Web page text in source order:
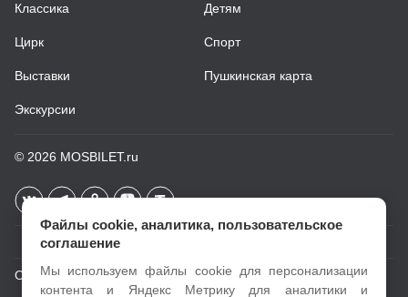
Классика
Цирк
Выставки
Экскурсии
Детям
Спорт
Пушкинская карта
© 2026 MOSBILET.ru
О проекте
Файлы cookie, аналитика, пользовательское
соглашение
Мы используем файлы cookie для персонализации
контента и Яндекс Метрику для аналитики и